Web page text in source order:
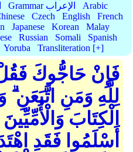
Grammar الإعراب
Arabic
Czech English
French
Japanese Korean
Malay
Russian Somali
Spanish
Yoruba Transliteration [+]
فَإِنْ حَاجُّوكَ
لِلَّهِ وَمَنِ اتَّبَعَنِ
الْكِتَابَ
أَسْلَمُوا فَقَدِ